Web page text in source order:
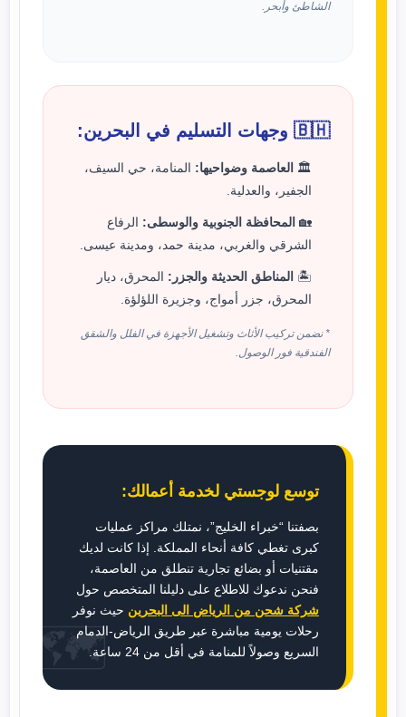
الشاطئ وأبحر.
🇧🇭 وجهات التسليم في البحرين:
🏛️ العاصمة وضواحيها: المنامة، حي السيف،
الجفير، والعدلية.
🏡 المحافظة الجنوبية والوسطى: الرفاع
الشرقي والغربي، مدينة حمد، ومدينة عيسى.
🏝️ المناطق الحديثة والجزر: المحرق، ديار
المحرق، جزر أمواج، وجزيرة اللؤلؤة.
* نضمن تركيب الأثاث وتشغيل الأجهزة في الفلل والشقق
الفندقية فور الوصول.
🗺️
توسع لوجستي لخدمة أعمالك:
بصفتنا “خبراء الخليج”، نمتلك مراكز عمليات
كبرى تغطي كافة أنحاء المملكة. إذا كانت لديك
مقتنيات أو بضائع تجارية تنطلق من العاصمة،
فنحن ندعوك للاطلاع على دليلنا المتخصص حول
شركة شحن من الرياض الى البحرين حيث نوفر
رحلات يومية مباشرة عبر طريق الرياض-الدمام
السريع وصولاً للمنامة في أقل من 24 ساعة.